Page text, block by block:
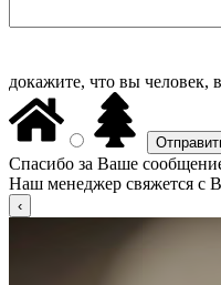
докажите, что вы человек,
Спасибо за Ваше
Наш менеджер свяжется с